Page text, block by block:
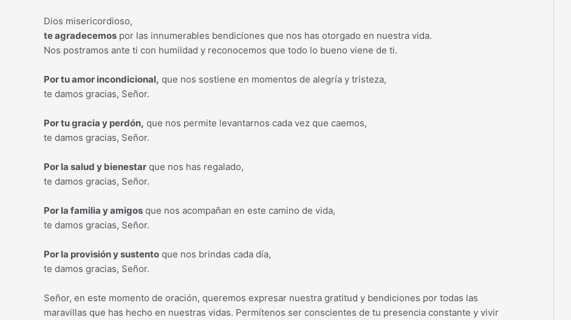
Dios misericordioso,
te agradecemos por las innumerables bendiciones que nos has otorgado en nuestra vida.
Nos postramos ante ti con humildad y reconocemos que todo lo bueno viene de ti.
Por tu amor incondicional, que nos sostiene en momentos de alegría y tristeza,
te damos gracias, Señor.
Por tu gracia y perdón, que nos permite levantarnos cada vez que caemos,
te damos gracias, Señor.
Por la salud y bienestar que nos has regalado,
te damos gracias, Señor.
Por la familia y amigos que nos acompañan en este camino de vida,
te damos gracias, Señor.
Por la provisión y sustento que nos brindas cada día,
te damos gracias, Señor.
Señor, en este momento de oración, queremos expresar nuestra gratitud y bendiciones por todas las
maravillas que has hecho en nuestras vidas. Permítenos ser conscientes de tu presencia constante y vivir